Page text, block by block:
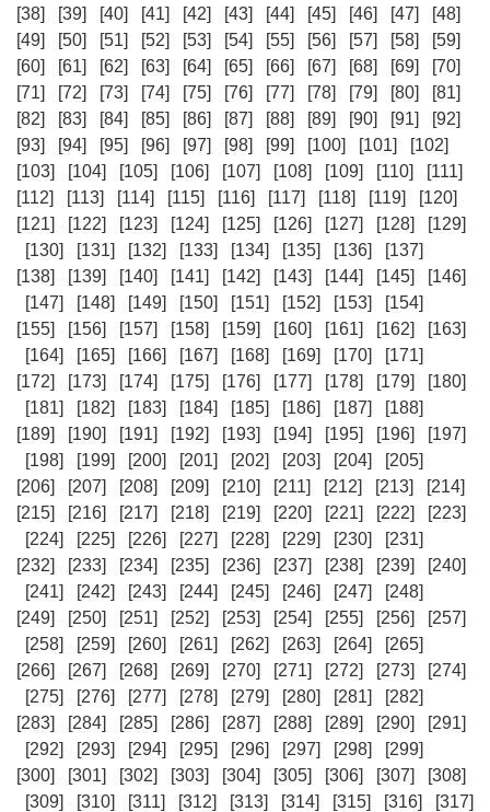
[38]
[39] [40] [41] [42] [43] [44] [45] [46] [47]
[48]
[49]
[50] [51] [52] [53] [54] [55] [56] [57] [58]
[59]
[60]
[61] [62] [63] [64] [65] [66] [67] [68] [69]
[70]
[71]
[72] [73] [74] [75] [76] [77] [78] [79] [80]
[81]
[82]
[83] [84] [85] [86] [87] [88] [89] [90] [91]
[92]
[93]
[94] [95] [96] [97] [98] [99] [100] [101]
[102]
[103]
[104] [105] [106] [107] [108] [109] [110]
[111]
[112]
[113] [114] [115] [116] [117] [118] [119]
[120]
[121]
[122] [123] [124] [125] [126] [127] [128]
[129]
[130]
[131] [132] [133] [134] [135] [136]
[137]
[138]
[139] [140] [141] [142] [143] [144] [145]
[146]
[147]
[148] [149] [150] [151] [152] [153]
[154]
[155]
[156] [157] [158] [159] [160] [161] [162]
[163]
[164]
[165] [166] [167] [168] [169] [170]
[171]
[172]
[173] [174] [175] [176] [177] [178] [179]
[180]
[181]
[182] [183] [184] [185] [186] [187]
[188]
[189]
[190] [191] [192] [193] [194] [195] [196]
[197]
[198]
[199] [200] [201] [202] [203] [204]
[205]
[206]
[207] [208] [209] [210] [211] [212] [213]
[214]
[215]
[216] [217] [218] [219] [220] [221] [222]
[223]
[224]
[225] [226] [227] [228] [229] [230]
[231]
[232]
[233] [234] [235] [236] [237] [238] [239]
[240]
[241]
[242] [243] [244] [245] [246] [247]
[248]
[249]
[250] [251] [252] [253] [254] [255] [256]
[257]
[258]
[259] [260] [261] [262] [263] [264]
[265]
[266]
[267] [268] [269] [270] [271] [272] [273]
[274]
[275]
[276] [277] [278] [279] [280] [281]
[282]
[283]
[284] [285] [286] [287] [288] [289] [290]
[291]
[292]
[293] [294] [295] [296] [297] [298]
[299]
[300]
[301] [302] [303] [304] [305] [306] [307]
[308]
[309]
[310] [311] [312] [313] [314] [315] [316]
[317]